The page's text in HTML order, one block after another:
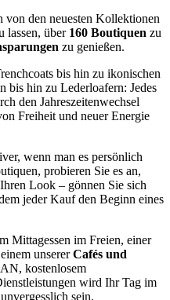
von den neuesten Kollektionen
lassen, über 160 Boutiquen zu
zu genießen.
bis hin zu ikonischen
bis hin zu Lederloafern: Jedes
den Jahreszeitenwechsel
Freiheit und neuer Energie
wenn man es persönlich
probieren Sie es an,
Look – gönnen Sie sich
jeder Kauf den Beginn eines
Mittagessen im Freien, einer
unsererCafés und
kostenlosem
wird Ihr Tag im
sein.